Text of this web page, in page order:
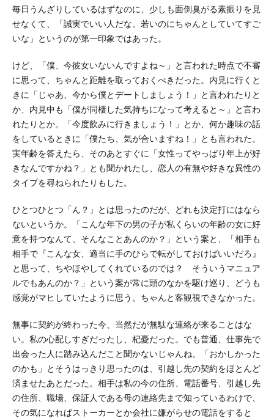
毎日うんざりしているはずなのに、少しも面倒臭がる素振りを見
せなくて、「誠実でいい人だな。若いのにちゃんとしていてすご
いな」というのが第一印象ではあった。
けど、「僕、今彼女いないんですよね～」と言われた時点で不審
に思って、ちゃんと距離を取っておくべきだった。内見に行くと
きに「じゃあ、今から僕とデートしましょう！」と言われたりと
か、内見中も「僕が同棲した気持ちになって考えると～」と言わ
れたりとか。「今度飲みに行きましょう！」とか、何か趣味の話
をしているときに「僕たち、気が合いますね！」とも言われた。
実年齢を答えたら、そのあとすぐに「女性ってやっぱり年上が好
きなんですかね？」とも聞かれたし、恋人の有無や好きな異性の
タイプを尋ねられたりもした。
ひとつひとつ「ん？」とは思ったのだが、どれも決定打にはなら
ないというか。「こんな年下の男の子が私くらいの年齢の女に好
意を持つなんて、そんなことあんのか？」という案と、「相手も
相手で『こんな女、適当に手のひらで転がしておけばいいだろ』
と思って、ちやほやしてくれているのでは？ そういうマニュア
ルでもあんのか？」という案が常に頭のなかを駆け巡り、どうも
感覚がマヒしていたように思う。ちゃんと客観視できなかった。
無事に契約が終わった今、当然だが無駄な連絡が来ることはな
い。私の心配しすぎだったし、杞憂だった。でも普通、仕事先で
出会った人に踏み込んだこと聞かないじゃんね。「おかしかった
のかも」とそうはっきり思ったのは、引越し先の契約をほとんど
済ませたあとだった。相手は私の今の住所、電話番号、引越し先
の住所、職場、保証人である母の連絡先まで知っているわけで、
その気になればストーカーとか会社に嫌がらせの電話をすると